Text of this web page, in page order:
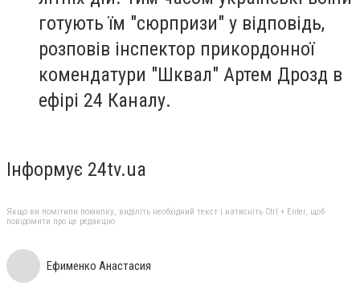
готують їм "сюрпризи" у відповідь,
розповів інспектор прикордонної
комендатури "Шквал" Артем Дрозд в
ефірі 24 Каналу.
Інформує 24tv.ua
Якщо ви помітили помилку, виділіть необхідний текст і натисніть Ctrl + Enter, щоб
повідомити про це редакцію
Ефименко Анастасия